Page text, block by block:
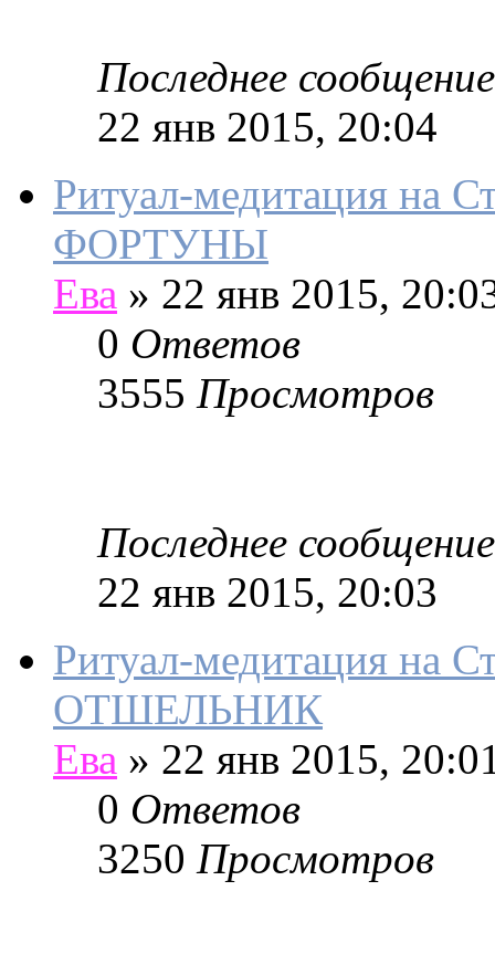
Последнее сообщение
22 янв 2015, 20:04
Ритуал-медитация на
ФОРТУНЫ
Ева » 22 янв 2015,
0 Ответов
3555 Просмотров
Последнее сообщение
22 янв 2015, 20:03
Ритуал-медитация на
ОТШЕЛЬНИК
Ева » 22 янв 2015,
0 Ответов
3250 Просмотров